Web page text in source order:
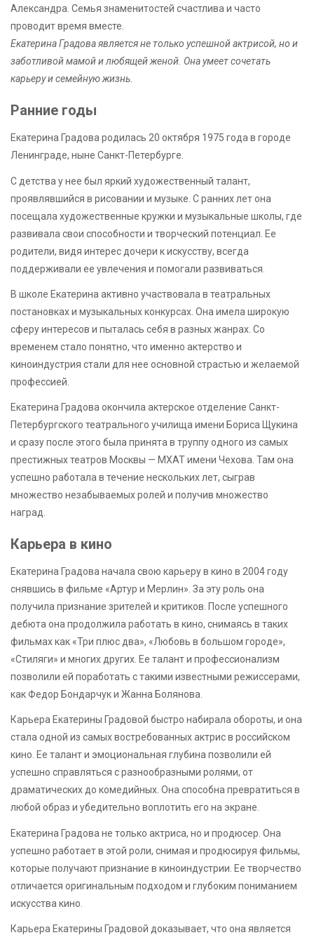
Александра. Семья знаменитостей счастлива и часто
проводит время вместе.
Екатерина Градова является не только успешной актрисой, но и
заботливой мамой и любящей женой. Она умеет сочетать
карьеру и семейную жизнь.
Ранние годы
Екатерина Градова родилась 20 октября 1975 года в городе
Ленинграде, ныне Санкт-Петербурге.
С детства у нее был яркий художественный талант,
проявлявшийся в рисовании и музыке. С ранних лет она
посещала художественные кружки и музыкальные школы, где
развивала свои способности и творческий потенциал. Ее
родители, видя интерес дочери к искусству, всегда
поддерживали ее увлечения и помогали развиваться.
В школе Екатерина активно участвовала в театральных
постановках и музыкальных конкурсах. Она имела широкую
сферу интересов и пыталась себя в разных жанрах. Со
временем стало понятно, что именно актерство и
киноиндустрия стали для нее основной страстью и желаемой
профессией.
Екатерина Градова окончила актерское отделение Санкт-
Петербургского театрального училища имени Бориса Щукина
и сразу после этого была принята в труппу одного из самых
престижных театров Москвы — МХАТ имени Чехова. Там она
успешно работала в течение нескольких лет, сыграв
множество незабываемых ролей и получив множество
наград.
Карьера в кино
Екатерина Градова начала свою карьеру в кино в 2004 году
снявшись в фильме «Артур и Мерлин». За эту роль она
получила признание зрителей и критиков. После успешного
дебюта она продолжила работать в кино, снимаясь в таких
фильмах как «Три плюс два», «Любовь в большом городе»,
«Стиляги» и многих других. Ее талант и профессионализм
позволили ей поработать с такими известными режиссерами,
как Федор Бондарчук и Жанна Болянова.
Карьера Екатерины Градовой быстро набирала обороты, и она
стала одной из самых востребованных актрис в российском
кино. Ее талант и эмоциональная глубина позволили ей
успешно справляться с разнообразными ролями, от
драматических до комедийных. Она способна превратиться в
любой образ и убедительно воплотить его на экране.
Екатерина Градова не только актриса, но и продюсер. Она
успешно работает в этой роли, снимая и продюсируя фильмы,
которые получают признание в киноиндустрии. Ее творчество
отличается оригинальным подходом и глубоким пониманием
искусства кино.
Карьера Екатерины Градовой доказывает, что она является